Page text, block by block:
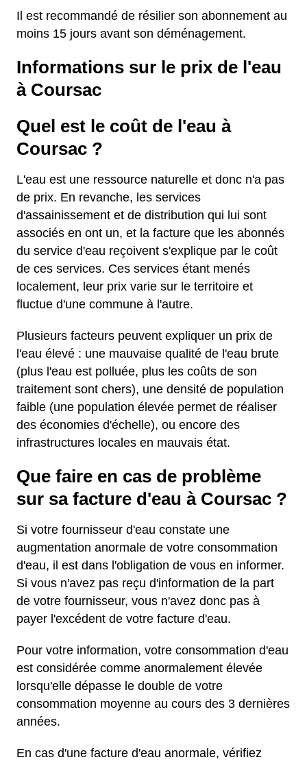
Il est recommandé de résilier son abonnement au
moins 15 jours avant son déménagement.
Informations sur le prix de l'eau
à Coursac
Quel est le coût de l'eau à
Coursac ?
L'eau est une ressource naturelle et donc n'a pas
de prix. En revanche, les services
d'assainissement et de distribution qui lui sont
associés en ont un, et la facture que les abonnés
du service d'eau reçoivent s'explique par le coût
de ces services. Ces services étant menés
localement, leur prix varie sur le territoire et
fluctue d'une commune à l'autre.
Plusieurs facteurs peuvent expliquer un prix de
l'eau élevé : une mauvaise qualité de l'eau brute
(plus l'eau est polluée, plus les coûts de son
traitement sont chers), une densité de population
faible (une population élevée permet de réaliser
des économies d'échelle), ou encore des
infrastructures locales en mauvais état.
Que faire en cas de problème
sur sa facture d'eau à Coursac ?
Si votre fournisseur d'eau constate une
augmentation anormale de votre consommation
d'eau, il est dans l'obligation de vous en informer.
Si vous n'avez pas reçu d'information de la part
de votre fournisseur, vous n'avez donc pas à
payer l'excédent de votre facture d'eau.
Pour votre information, votre consommation d'eau
est considérée comme anormalement élevée
lorsqu'elle dépasse le double de votre
consommation moyenne au cours des 3 dernières
années.
En cas d'une facture d'eau anormale, vérifiez